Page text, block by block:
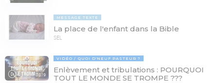
MESSAGE TEXTE
La place de l'enfant dans la Bible
SEL
78:19
VIDÉO QUOI D'NEUF PASTEUR ?
Enlèvement et tribulations : POURQUOI
TOUT LE MONDE SE TROMPE ???